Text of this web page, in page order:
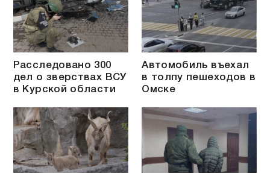
Расследовано 300
дел о зверствах ВСУ
в Курской области
Автомобиль въехал
в толпу пешеходов в
Омске